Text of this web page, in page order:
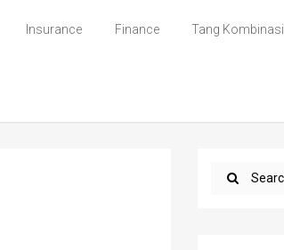
Insurance Finance Tang Kombinasi